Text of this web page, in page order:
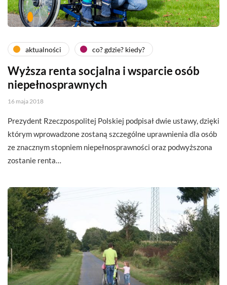
aktualności co? gdzie? kiedy?
Wyższa renta socjalna i wsparcie osób
niepełnosprawnych
16 maja 2018
Prezydent Rzeczpospolitej Polskiej podpisał dwie ustawy, dzięki
którym wprowadzone zostaną szczególne uprawnienia dla osób
ze znacznym stopniem niepełnosprawności oraz podwyższona
zostanie renta…